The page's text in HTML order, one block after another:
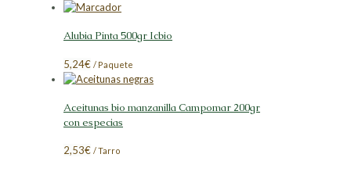
precio
era:
precio
es:
Alubia Pinta 500gr Icbio
5,24€ / Paquete
Aceitunas bio manzanilla Campomar 200gr
con especias
2,53€ / Tarro